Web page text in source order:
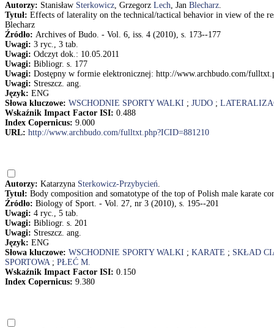
Autorzy: Stanisław Sterkowicz, Grzegorz Lech, Jan Blecharz.
Tytuł: Effects of laterality on the technical/tactical behavior in view of the
Blecharz
Źródło: Archives of Budo. - Vol. 6, iss. 4 (2010), s. 173--177
Uwagi: 3 ryc., 3 tab.
Uwagi: Odczyt dok.: 10.05.2011
Uwagi: Bibliogr. s. 177
Uwagi: Dostępny w formie elektronicznej: http://www.archbudo.com/
Uwagi: Streszcz. ang.
Język: ENG
Słowa kluczowe: WSCHODNIE SPORTY WALKI ; JUDO ;
Wskaźnik Impact Factor ISI: 0.488
Index Copernicus: 9.000
URL: http://www.archbudo.com/fulltxt.php?ICID=881210
Autorzy: Katarzyna Sterkowicz-Przybycień.
Tytuł: Body composition and somatotype of the top of Polish male karate
Źródło: Biology of Sport. - Vol. 27, nr 3 (2010), s. 195--201
Uwagi: 4 ryc., 5 tab.
Uwagi: Bibliogr. s. 201
Uwagi: Streszcz. ang.
Język: ENG
Słowa kluczowe: WSCHODNIE SPORTY WALKI ; KARATE ; SKŁAD
SPORTOWA; PŁEĆ M.
Wskaźnik Impact Factor ISI: 0.150
Index Copernicus: 9.380